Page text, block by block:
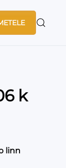
k
linn